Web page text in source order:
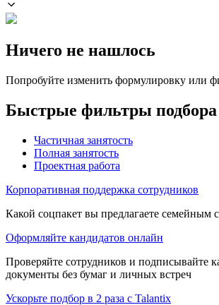
Ничего не нашлось
Попробуйте изменить формулировку или
Быстрые фильтры
Частичная занятость
Полная занятость
Проектная работа
Корпоративная поддержка сотрудников
Какой соцпакет вы предлагаете семейным
Оформляйте кандидатов онлайн
Проверяйте сотрудников и подписывайте
документы без бумаг и личных встреч
Ускорьте подбор в 2 раза с Talantix